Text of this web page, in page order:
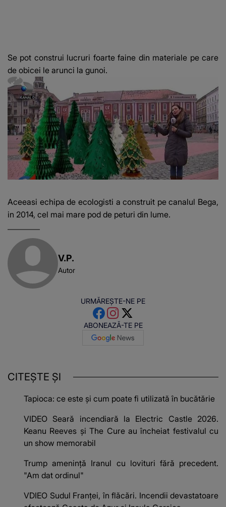
Se pot construi lucruri foarte faine din materiale pe care
de obicei le arunci la gunoi.
Aceeasi echipa de ecologisti a construit pe canalul Bega,
in 2014, cel mai mare pod de peturi din lume.
V.P.
Autor
URMĂREȘTE-NE PE
ABONEAZĂ-TE PE
CITEȘTE ȘI
Tapioca: ce este și cum poate fi utilizată în bucătărie
VIDEO Seară incendiară la Electric Castle 2026.
Keanu Reeves și The Cure au încheiat festivalul cu
un show memorabil
Trump amenință Iranul cu lovituri fără precedent.
"Am dat ordinul"
VDIEO Sudul Franței, în flăcări. Incendii devastatoare